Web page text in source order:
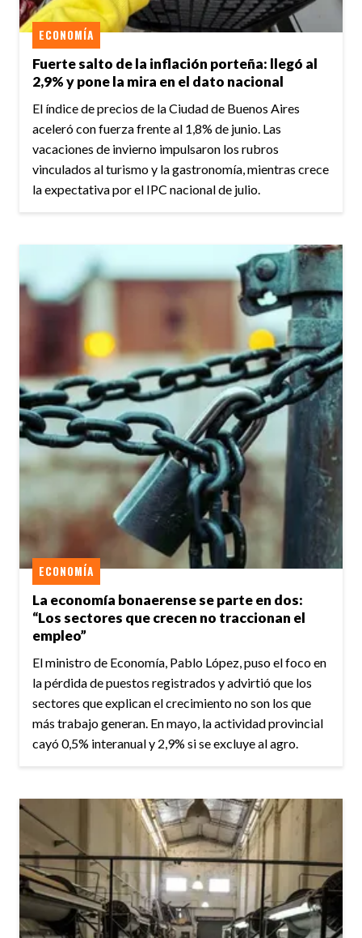
Fuerte salto de la inflación porteña: llegó al
2,9% y pone la mira en el dato nacional
ECONOMÍA
El índice de precios de la Ciudad de Buenos Aires
aceleró con fuerza frente al 1,8% de junio. Las
vacaciones de invierno impulsaron los rubros
vinculados al turismo y la gastronomía, mientras crece
la expectativa por el IPC nacional de julio.
La economía bonaerense se parte en dos:
“Los sectores que crecen no traccionan el
empleo”
ECONOMÍA
El ministro de Economía, Pablo López, puso el foco en
la pérdida de puestos registrados y advirtió que los
sectores que explican el crecimiento no son los que
más trabajo generan. En mayo, la actividad provincial
cayó 0,5% interanual y 2,9% si se excluye al agro.